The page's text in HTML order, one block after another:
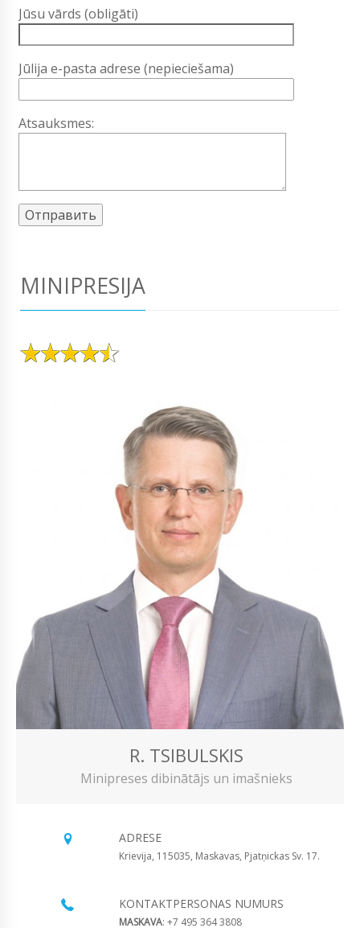
Jūsu vārds (obligāti)
Jūlija e-pasta adrese (nepieciešama)
Atsauksmes:
MINIPRESIJA
R. TSIBULSKIS
Minipreses dibinātājs un imašnieks
ADRESE
Krievija, 115035, Maskavas, Pjatņickas Sv. 17.
KONTAKTPERSONAS NUMURS
MASKAVA: +7 495 364 3808